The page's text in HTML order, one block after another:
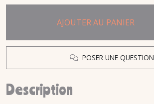
AJOUTER AU PANIER
POSER UNE QUESTION
Description